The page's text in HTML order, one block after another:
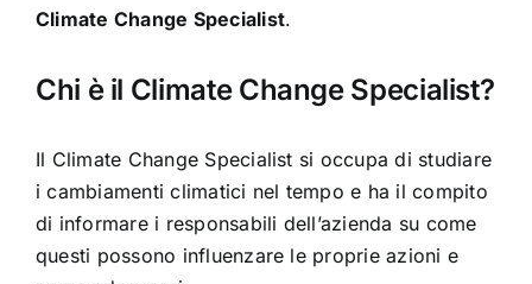
Climate Change Specialist.
Chi è il Climate Change Specialist?
Il Climate Change Specialist si occupa di studiare
i cambiamenti climatici nel tempo e ha il compito
di informare i responsabili dell’azienda su come
questi possono influenzare le proprie azioni e